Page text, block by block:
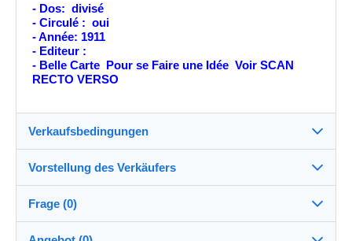
- Dos: divisé
- Circulé : oui
- Année: 1911
- Editeur :
- Belle Carte Pour se Faire une Idée Voir SCAN
RECTO VERSO
Verkaufsbedingungen
Verkaufsbedingungen im Detail
Versand nach Zahlung innerhalb von 8 Tagen
Vorstellung des Verkäufers
CARTOUEST100%(10873x)
Frage (0)